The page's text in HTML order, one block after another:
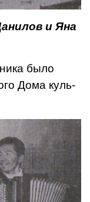
и Яна
было
Дома куль­